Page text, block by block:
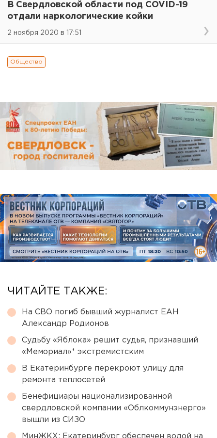
В Свердловской области под COVID-19
отдали наркологические койки
2 ноября 2020 в 17:51
Общество
ЧИТАЙТЕ ТАКЖЕ:
На СВО погиб бывший журналист ЕАН
Александр Родионов
Судьбу «Яблока» решит судья, признавший
«Мемориал»* экстремистским
В Екатеринбурге перекроют улицу для
ремонта теплосетей
Бенефициары национализированной
свердловской компании «Облкоммунэнерго»
вышли из СИЗО
МинЖКХ: Екатеринбург обеспечен водой на